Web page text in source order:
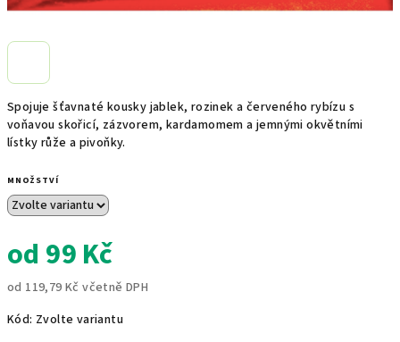
Spojuje šťavnaté kousky jablek, rozinek a červeného rybízu s
voňavou skořicí, zázvorem, kardamomem a jemnými okvětními
lístky růže a pivoňky.
MNOŽSTVÍ
od 99 Kč
od 119,79 Kč včetně DPH
cena:
Kód: Zvolte variantu